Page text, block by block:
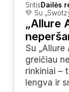
SritisDailės
💛 Su
„Allure
Su „Allure
greičiau
rinkiniai –
lengva ir